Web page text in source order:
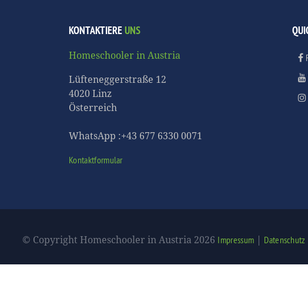
KONTAKTIEREUNS
Homeschooler in Austria
Lüfteneggerstraße 12
4020 Linz
Österreich
WhatsApp :+43 677 6330 0071
Kontaktformular
© Copyright Homeschooler in Austria 2026 Impressum | Datenschutz